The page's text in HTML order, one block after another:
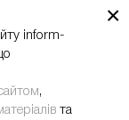
×
inform-
,
та